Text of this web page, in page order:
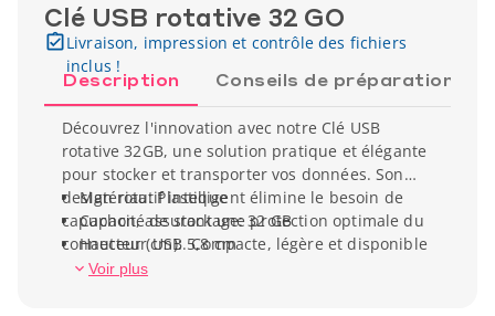
Clé USB rotative 32 GO
Livraison, impression et contrôle des fichiers
inclus !
Description Conseils de préparation
Découvrez l'innovation avec notre Clé USB
rotative 32GB, une solution pratique et élégante
pour stocker et transporter vos données. Son
design rotatif intelligent élimine le besoin de
capuchon, assurant une protection optimale du
connecteur USB. Compacte, légère et disponible
dans différentes capacités, cette clé USB 32GB
Matériau: Plastique
Capacité de stockage: 32 GB
Hauteur (cm): 5,8 cm
Largeur (cm): 1,9 cm
Voir plus